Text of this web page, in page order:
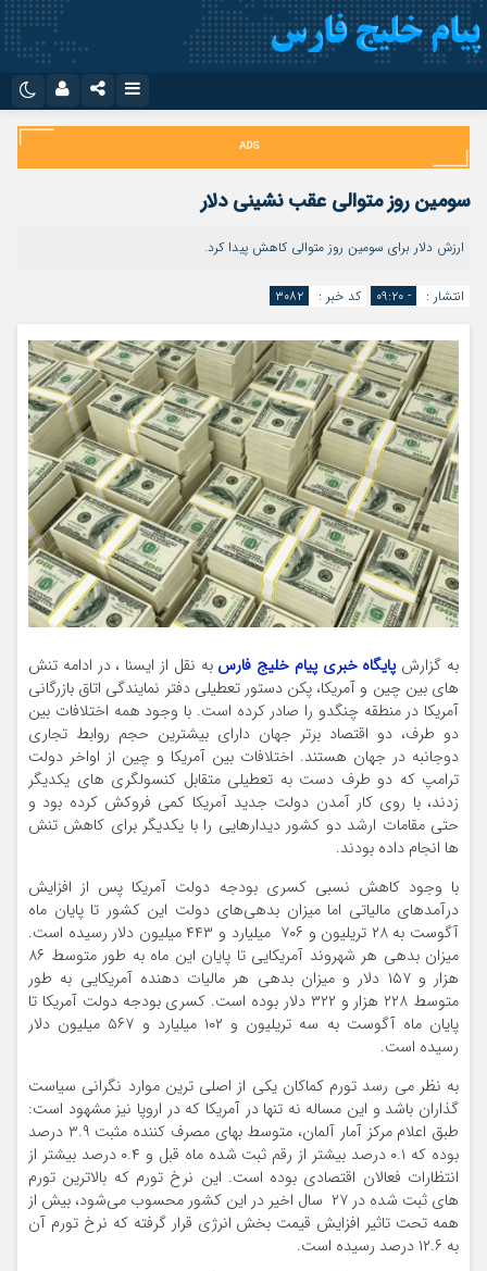
اینستاگرام
تلگرام
سروش
ایتا
آپارات
نام کاربری یا نشانی ایمیل
رمز عبور
مرا به خاطر بسپار
سومین روز متوالی عقب نشینی دلار
ارزش دلار برای سومین روز متوالی کاهش پیدا کرد.
انتشار : - ۰۹:۲۰ کد خبر : ۳۰۸۲
به گزارشپایگاه خبری پیام خلیج فارس به نقل از ایسنا ، در ادامه تنش
های بین چین و آمریکا، پکن دستور تعطیلی دفتر نمایندگی اتاق بازرگانی
آمریکا در منطقه چنگدو را صادر کرده است. با وجود همه اختلافات بین
دو طرف، دو اقتصاد برتر جهان دارای بیشترین حجم روابط تجاری
دوجانبه در جهان هستند. اختلافات بین آمریکا و چین از اواخر دولت
ترامپ که دو طرف دست به تعطیلی متقابل کنسولگری های یکدیگر
زدند، با روی کار آمدن دولت جدید آمریکا کمی فروکش کرده بود و
حتی مقامات ارشد دو کشور دیدارهایی را با یکدیگر برای کاهش تنش
ها انجام داده بودند.
با وجود کاهش نسبی کسری بودجه دولت آمریکا پس از افزایش
درآمدهای مالیاتی اما میزان بدهی‌های دولت این کشور تا پایان ماه
آگوست به ۲۸ تریلیون و ۷۰۶ میلیارد و ۴۴۳ میلیون دلار رسیده است.
میزان بدهی هر شهروند آمریکایی تا پایان این ماه به طور متوسط ۸۶
هزار و ۱۵۷ دلار و میزان بدهی هر مالیات دهنده آمریکایی به طور
متوسط ۲۲۸ هزار و ۳۲۲ دلار بوده است. کسری بودجه دولت آمریکا تا
پایان ماه آگوست به سه تریلیون و ۱۰۲ میلیارد و ۵۶۷ میلیون دلار
رسیده است.
به نظر می رسد تورم کماکان یکی از اصلی ترین موارد نگرانی سیاست
گذاران باشد و این مساله نه تنها در آمریکا که در اروپا نیز مشهود است:
طبق اعلام مرکز آمار آلمان، متوسط بهای مصرف کننده مثبت ۳.۹ درصد
بوده که ۰.۱ درصد بیشتر از رقم ثبت شده ماه قبل و ۰.۴ درصد بیشتر از
انتظارات فعالان اقتصادی بوده است. این نرخ تورم که بالاترین تورم
های ثبت شده در ۲۷ سال اخیر در این کشور محسوب می‌شود، بیش از
همه تحت تاثیر افزایش قیمت بخش انرژی قرار گرفته که نرخ تورم آن
به ۱۲.۶ درصد رسیده است.